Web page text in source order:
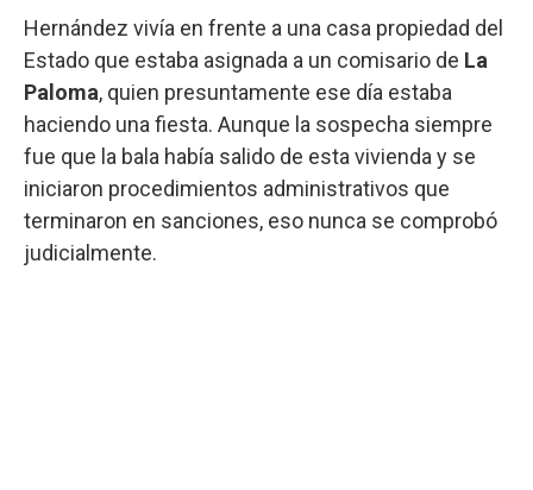
Hernández vivía en frente a una casa propiedad del
Estado que estaba asignada a un comisario de La
Paloma, quien presuntamente ese día estaba
haciendo una fiesta. Aunque la sospecha siempre
fue que la bala había salido de esta vivienda y se
iniciaron procedimientos administrativos que
terminaron en sanciones, eso nunca se comprobó
judicialmente.